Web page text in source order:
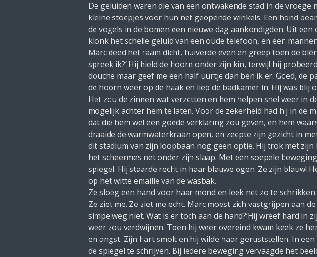
De geluiden waren die van een ontwakende stad in de
kleine stoepjes voor hun net geopende winkels. Een hond
de vogels in de bomen een nieuwe dag aankondigden. Uit
klonk het schelle geluid van een oude telefoon, en een
Marc deed het raam dicht, huiverde even en greep toen de
spreek ik?’ Hij hield de hoorn onder zijn kin, terwijl hij
douche maar geef me een half uurtje dan ben ik er. Goed, de
de hoorn weer op de haak en liep de badkamer in. Hij was
Het zou de zinnen wat verzetten en hem helpen snel weer in
mogelijk achter hem te laten. Voor de zekerheid had hij in de
dat die hem wel een goede verklaring zou geven, en hem
draaide de warmwaterkraan open, en zeepte zijn gezicht in
dit stadium van zijn loopbaan nog geen optie. Hij trok met
het scheermes net onder zijn slaap. Met een soepele
spiegel. Hij staarde recht in haar blauwe ogen. Ze zijn blauw!
op het witte emaille van de wasbak.
Ze sloeg een hand voor haar mond en leek net zo te schrikken
Ze ziet me. Ze ziet me echt. Marc moest zich vastgrijpen aan
simpelweg niet. Wat is er toch aan de hand?’Hij wreef hard in
weer zou verdwijnen. Toen hij weer overeind kwam keek ze
en angst. Zijn hart smolt en hij wilde haar geruststellen. In
de spiegel te schrijven. Bij iedere beweging vervaagde het